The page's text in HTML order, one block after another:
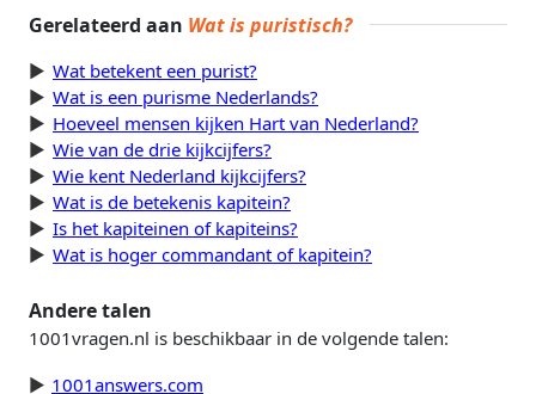
Gerelateerd aan Wat is puristisch?
Wat betekent een purist?
Wat is een purisme Nederlands?
Hoeveel mensen kijken Hart van Nederland?
Wie van de drie kijkcijfers?
Wie kent Nederland kijkcijfers?
Wat is de betekenis kapitein?
Is het kapiteinen of kapiteins?
Wat is hoger commandant of kapitein?
Andere talen
1001vragen.nl is beschikbaar in de volgende talen:
1001answers.com